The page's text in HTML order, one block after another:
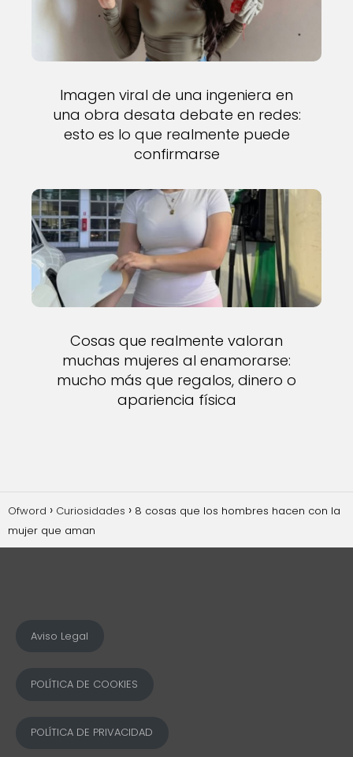
Imagen viral de una ingeniera en
una obra desata debate en redes:
esto es lo que realmente puede
confirmarse
Cosas que realmente valoran
muchas mujeres al enamorarse:
mucho más que regalos, dinero o
apariencia física
Ofword Curiosidades
8 cosas que los hombres hacen con la
mujer que aman
Aviso Legal
POLÍTICA DE COOKIES
POLÍTICA DE PRIVACIDAD